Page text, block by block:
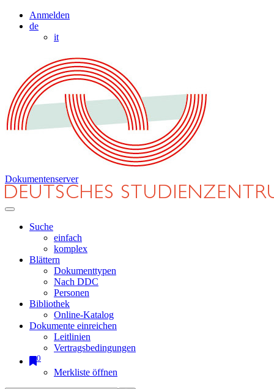
Anmelden
de
it
Dokumentenserver
Suche
einfach
komplex
Blättern
Dokumenttypen
Nach DDC
Personen
Bibliothek
Online-Katalog
Dokumente einreichen
Leitlinien
Vertragsbedingungen
0
Merkliste öffnen